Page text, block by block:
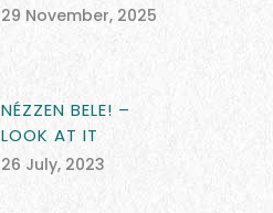
29 November, 2025
NÉZZEN BELE! –
LOOK AT IT
26 July, 2023